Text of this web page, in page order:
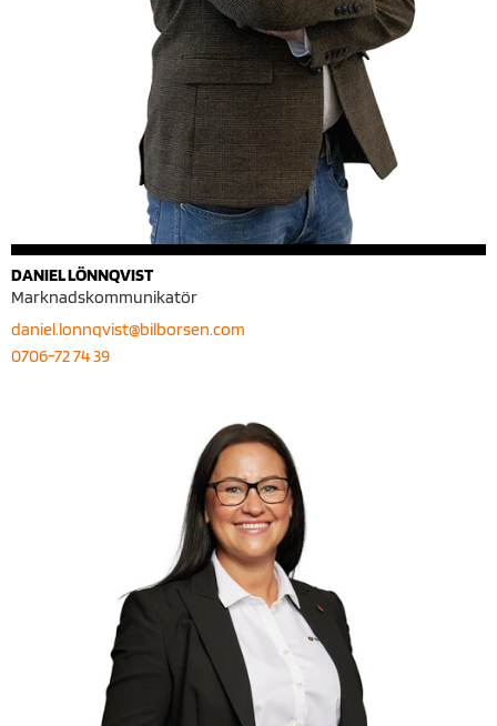
DANIEL LÖNNQVIST
Marknadskommunikatör
daniel.lonnqvist@bilborsen.com
0706-72 74 39